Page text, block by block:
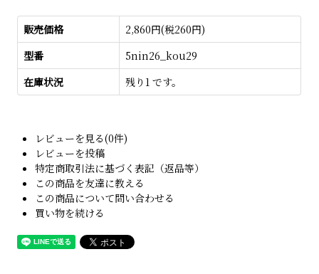
販売価格
2,860円(税260円)
型番
5nin26_kou29
在庫状況
残り1 です。
レビューを見る(0件)
レビューを投稿
特定商取引法に基づく表記（返品等）
この商品を友達に教える
この商品について問い合わせる
買い物を続ける